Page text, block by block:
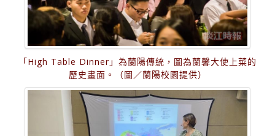
「High Table Dinner」為蘭陽傳統，圖為蘭馨大使上菜的
歷史畫面。（圖／蘭陽校園提供）